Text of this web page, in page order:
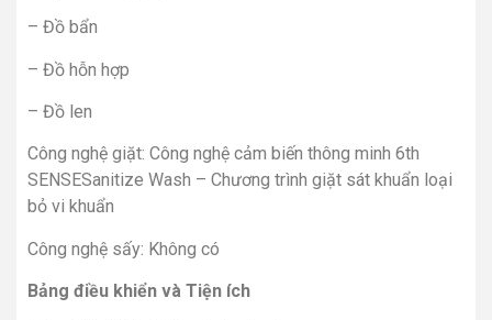
– Đồ bẩn
– Đồ hỗn hợp
– Đồ len
Công nghệ giặt: Công nghệ cảm biến thông minh 6th
SENSESanitize Wash – Chương trình giặt sát khuẩn loại
bỏ vi khuẩn
Công nghệ sấy: Không có
Bảng điều khiển và Tiện ích